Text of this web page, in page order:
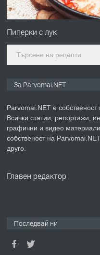
ПРЕДЛАГА
Първи
ПРЕДЛАГА Уроци
Пиперки с лук
За Parvomai.NET
Parvomai.NET е
Всички статии, репортажи,
графични и видео
собственост на
друго.
Главен редактор
Последвай ни